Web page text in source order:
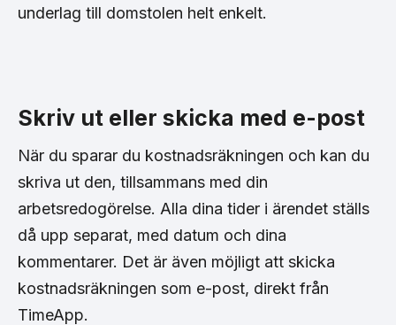
underlag till domstolen helt enkelt.
Skriv ut eller skicka med e-post
När du sparar du kostnadsräkningen och kan du
skriva ut den, tillsammans med din
arbetsredogörelse. Alla dina tider i ärendet ställs
då upp separat, med datum och dina
kommentarer. Det är även möjligt att skicka
kostnadsräkningen som e-post, direkt från
TimeApp.